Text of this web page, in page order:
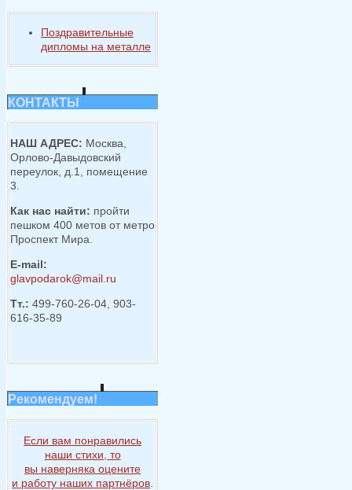
Поздравительные
дипломы на металле
КОНТАКТЫ
НАШ АДРЕС: Москва,
Орлово-Давыдовский
переулок, д.1, помещение
3.
Как нас найти: пройти
пешком 400 метов от метро
Проспект Мира.
E-mail:
glavpodarok@mail.ru
Тт.: 499-760-26-04, 903-
616-35-89
Рекомендуем!
Если вам понравились
наши стихи, то
вы наверняка оцените
и работу наших партнёров